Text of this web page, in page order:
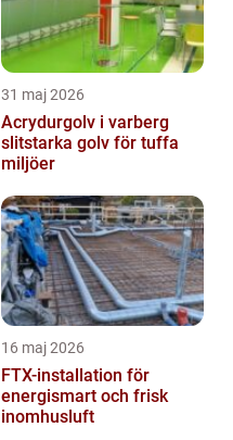
31 maj 2026
Acrydurgolv i varberg
slitstarka golv för tuffa
miljöer
16 maj 2026
FTX-installation för
energismart och frisk
inomhusluft